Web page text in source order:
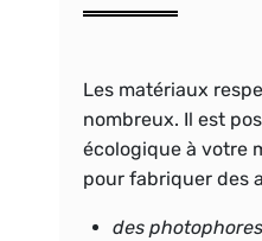
Les matériaux
nombreux. Il est
écologique à votre
pour fabriquer des
des